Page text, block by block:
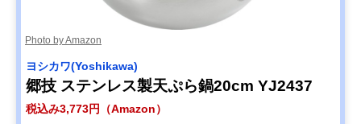
Photo by Amazon
ヨシカワ(Yoshikawa)
郷技 ステンレス製天ぷら鍋20cm YJ2437
税込み3,773円（Amazon）